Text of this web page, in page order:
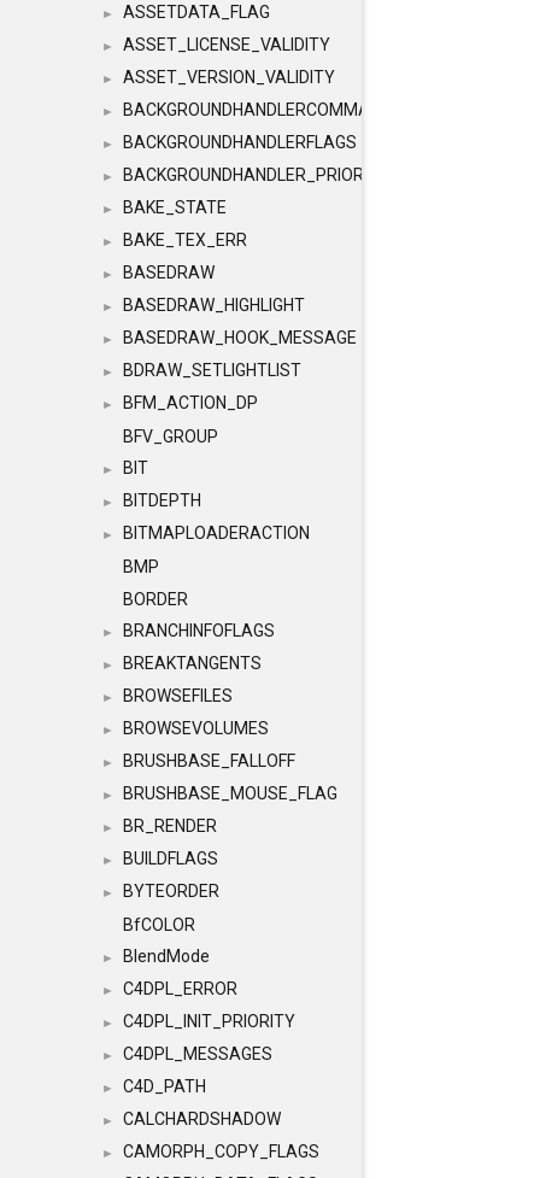
► ASSETDATA_FLAG
► ASSET_LICENSE_VALIDITY
► ASSET_VERSION_VALIDITY
► BACKGROUNDHANDLERCOMMAND
► BACKGROUNDHANDLERFLAGS
► BACKGROUNDHANDLER_PRIORITY
► BAKE_STATE
► BAKE_TEX_ERR
► BASEDRAW
► BASEDRAW_HIGHLIGHT
► BASEDRAW_HOOK_MESSAGE
► BDRAW_SETLIGHTLIST
►
BFM_ACTION_DP
BFV_GROUP
► BIT
► BITDEPTH
►
BITMAPLOADERACTION
BMP
BORDER
► BRANCHINFOFLAGS
► BREAKTANGENTS
► BROWSEFILES
► BROWSEVOLUMES
► BRUSHBASE_FALLOFF
► BRUSHBASE_MOUSE_FLAG
► BR_RENDER
► BUILDFLAGS
►
BYTEORDER
BfCOLOR
► BlendMode
► C4DPL_ERROR
► C4DPL_INIT_PRIORITY
► C4DPL_MESSAGES
► C4D_PATH
► CALCHARDSHADOW
►
CAMORPH_COPY_FLAGS